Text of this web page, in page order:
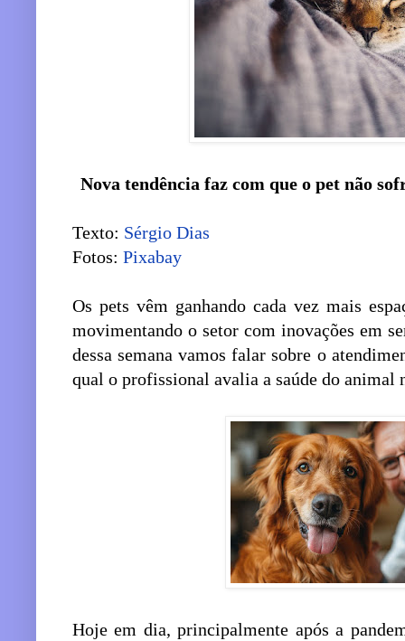
Nova tendência faz com que o pet não
Texto: Sérgio Dias
Fotos: Pixabay
Os pets vêm ganhando cada vez mais
movimentando o setor com inovações em
dessa semana vamos falar sobre o
qual o profissional avalia a saúde do animal
Hoje em dia, principalmente após a